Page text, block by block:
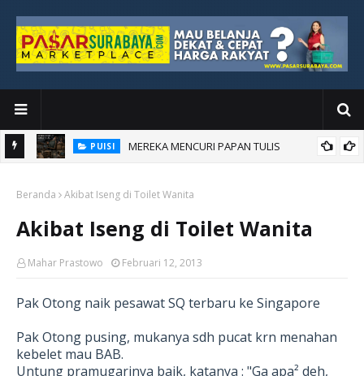
PUISI MEREKA MENCURI PAPAN TULIS
Beranda Akibat Iseng di Toilet Wanita
Akibat Iseng di Toilet Wanita
Mahar Prastowo Februari 12, 2013
Pak Otong naik pesawat SQ terbaru ke Singapore
Pak Otong pusing, mukanya sdh pucat krn menahan
kebelet mau BAB.
Untung pramugarinya baik, katanya : "Ga apa² deh,